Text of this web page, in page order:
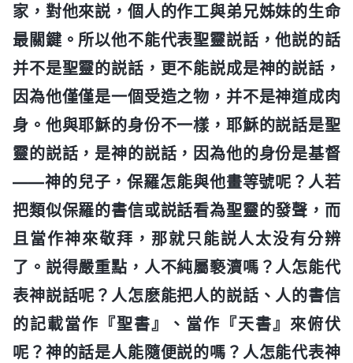
家，對他來説，個人的作工與弟兄姊妹的生命
最關鍵。所以他不能代表聖靈説話，他説的話
并不是聖靈的説話，更不能説成是神的説話，
因為他僅僅是一個受造之物，并不是神道成肉
身。他與耶穌的身份不一樣，耶穌的説話是聖
靈的説話，是神的説話，因為他的身份是基督
——神的兒子，保羅怎能與他畫等號呢？人若
把類似保羅的書信或説話看為聖靈的發聲，而
且當作神來敬拜，那就只能説人太没有分辨
了。説得嚴重點，人不純屬褻瀆嗎？人怎能代
表神説話呢？人怎麽能把人的説話、人的書信
的記載當作『聖書』、當作『天書』來俯伏
呢？神的話是人能隨便説的嗎？人怎能代表神